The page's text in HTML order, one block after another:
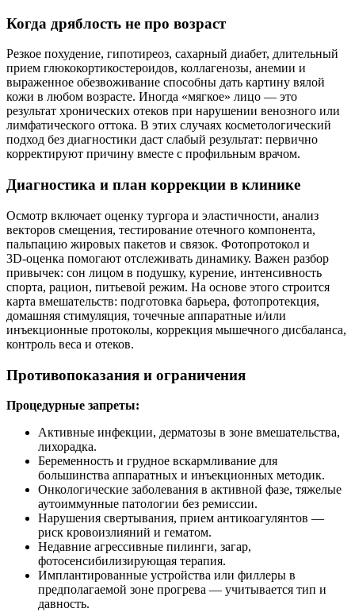
Когда дряблость не про возраст
Резкое похудение, гипотиреоз, сахарный диабет, длительный
прием глюкокортикостероидов, коллагенозы, анемии и
выраженное обезвоживание способны дать картину вялой
кожи в любом возрасте. Иногда «мягкое» лицо — это
результат хронических отеков при нарушении венозного или
лимфатического оттока. В этих случаях косметологический
подход без диагностики даст слабый результат: первично
корректируют причину вместе с профильным врачом.
Диагностика и план коррекции в клинике
Осмотр включает оценку тургора и эластичности, анализ
векторов смещения, тестирование отечного компонента,
пальпацию жировых пакетов и связок. Фотопротокол и
3D‑оценка помогают отслеживать динамику. Важен разбор
привычек: сон лицом в подушку, курение, интенсивность
спорта, рацион, питьевой режим. На основе этого строится
карта вмешательств: подготовка барьера, фотопротекция,
домашняя стимуляция, точечные аппаратные и/или
инъекционные протоколы, коррекция мышечного дисбаланса,
контроль веса и отеков.
Противопоказания и ограничения
Процедурные запреты:
Активные инфекции, дерматозы в зоне вмешательства,
лихорадка.
Беременность и грудное вскармливание для
большинства аппаратных и инъекционных методик.
Онкологические заболевания в активной фазе, тяжелые
аутоиммунные патологии без ремиссии.
Нарушения свертывания, прием антикоагулянтов —
риск кровоизлияний и гематом.
Недавние агрессивные пилинги, загар,
фотосенсибилизирующая терапия.
Имплантированные устройства или филлеры в
предполагаемой зоне прогрева — учитывается тип и
давность.